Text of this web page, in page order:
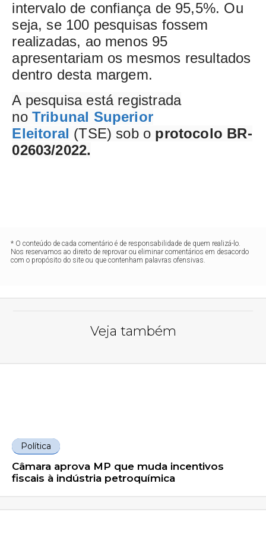
intervalo de confiança de 95,5%. Ou
seja, se 100 pesquisas fossem
realizadas, ao menos 95
apresentariam os mesmos resultados
dentro desta margem.
A pesquisa está registrada
no Tribunal Superior
Eleitoral (TSE) sob o protocolo BR-
02603/2022.
* O conteúdo de cada comentário é de responsabilidade de quem realizá-lo.
Nos reservamos ao direito de reprovar ou eliminar comentários em desacordo
com o propósito do site ou que contenham palavras ofensivas.
Veja também
Política
Câmara aprova MP que muda incentivos
fiscais à indústria petroquímica